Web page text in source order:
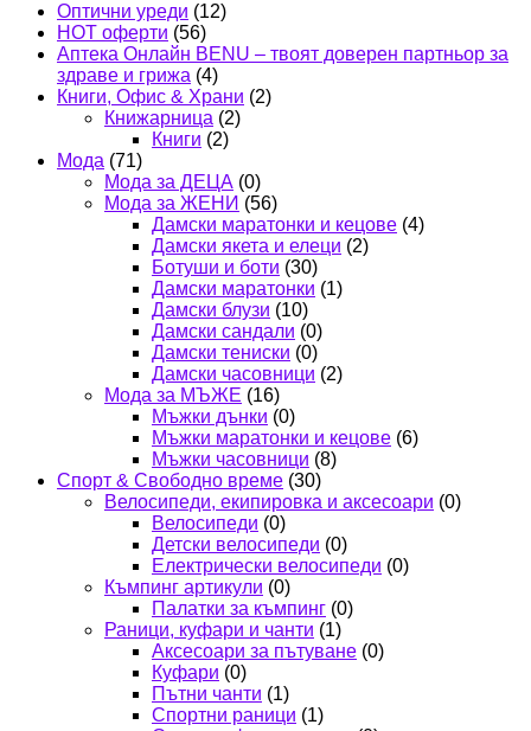
Оптични уреди (12)
HOT оферти (56)
Аптека Онлайн BENU – твоят доверен партньор за
здраве и грижа (4)
Книги, Офис & Храни (2)
Книжарница (2)
Книги (2)
Мода (71)
Мода за ДЕЦА (0)
Мода за ЖЕНИ (56)
Дамски маратонки и кецове (4)
Дамски якета и елеци (2)
Ботуши и боти (30)
Дамски маратонки (1)
Дамски блузи (10)
Дамски сандали (0)
Дамски тениски (0)
Дамски часовници (2)
Мода за МЪЖЕ (16)
Мъжки дънки (0)
Мъжки маратонки и кецове (6)
Мъжки часовници (8)
Спорт & Свободно време (30)
Велосипеди, екипировка и аксесоари (0)
Велосипеди (0)
Детски велосипеди (0)
Електрически велосипеди (0)
Къмпинг артикули (0)
Палатки за къмпинг (0)
Раници, куфари и чанти (1)
Аксесоари за пътуване (0)
Куфари (0)
Пътни чанти (1)
Спортни раници (1)